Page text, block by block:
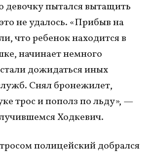
девочку пытался вытащить
не удалось. «Прибыв на
что ребенок находится в
начинает немного
дожидаться иных
Снял бронежилет,
трос и пополз по льду», —
Ходкевич.
полицейский добрался